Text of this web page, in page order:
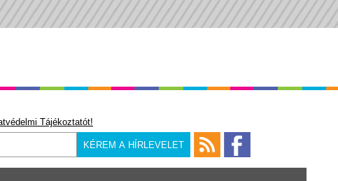
Tájékoztatót!